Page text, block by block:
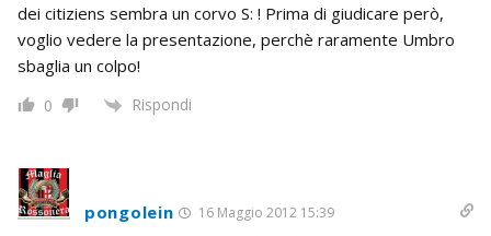
dei citiziens sembra un corvo S: ! Prima di giudicare però,
voglio vedere la presentazione, perchè raramente Umbro
sbaglia un colpo!
0 Rispondi
pongolein 16 Maggio 2012 15:39